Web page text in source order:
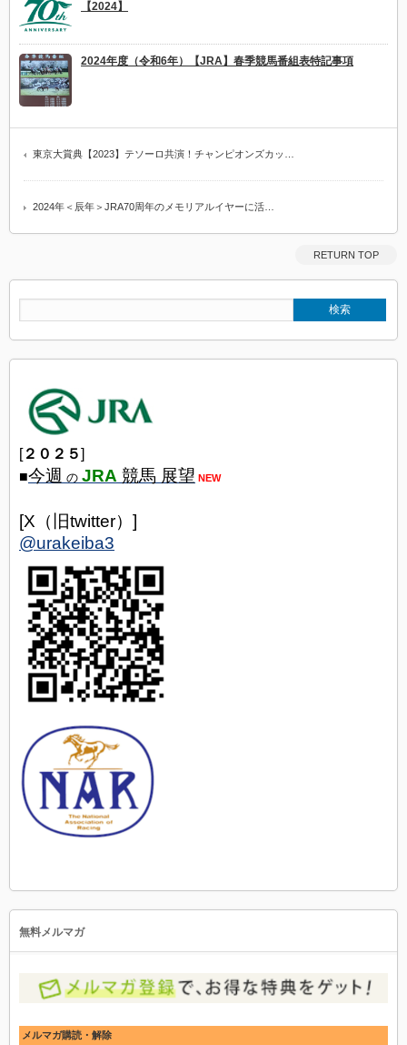
【2024】
2024年度（令和6年）【JRA】春季競馬番組表特記事項
東京大賞典【2023】テソーロ共演！チャンピオンズカッ…
2024年＜辰年＞JRA70周年のメモリアルイヤーに活…
RETURN TOP
[２０２５]
■今週 の JRA 競馬 展望 NEW
[X（旧twitter）]
@urakeiba3
無料メルマガ
メルマガ購読・解除